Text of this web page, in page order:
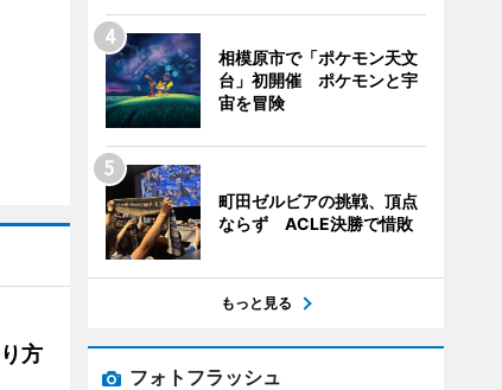
方
相模原市で「ポケモン天文
台」初開催 ポケモンと宇
宙を冒険
町田ゼルビアの挑戦、頂点
ならず ACLE決勝で惜敗
もっと見る
フォトフラッシュ